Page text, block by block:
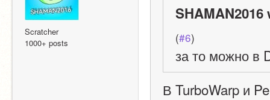
Scratcher
1000+ posts
SHAMAN2016
(#6)
за то можно в
В TurboWarp и